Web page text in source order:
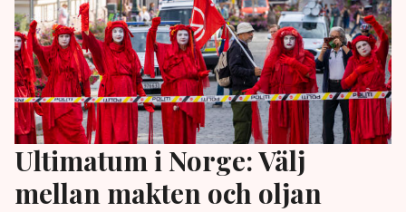
Ultimatum i Norge: Välj
mellan makten och oljan